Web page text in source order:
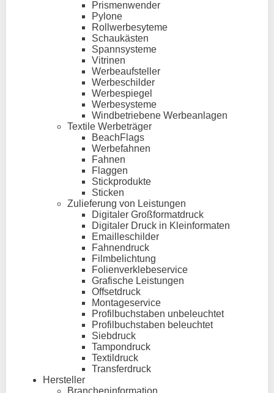
Prismenwender
Pylone
Rollwerbesyteme
Schaukästen
Spannsysteme
Vitrinen
Werbeaufsteller
Werbeschilder
Werbespiegel
Werbesysteme
Windbetriebene Werbeanlagen
Textile Werbeträger
BeachFlags
Werbefahnen
Fahnen
Flaggen
Stickprodukte
Sticken
Zulieferung von Leistungen
Digitaler Großformatdruck
Digitaler Druck in Kleinformaten
Emailleschilder
Fahnendruck
Filmbelichtung
Folienverklebeservice
Grafische Leistungen
Offsetdruck
Montageservice
Profilbuchstaben unbeleuchtet
Profilbuchstaben beleuchtet
Siebdruck
Tampondruck
Textildruck
Transferdruck
Hersteller
Brancheninformation